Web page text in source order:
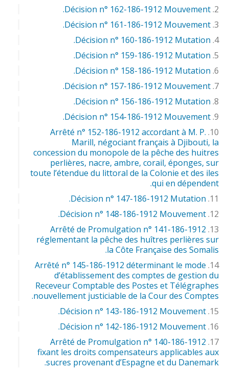
Décision n° 162-186-1912 Mouvement.
Décision n° 161-186-1912 Mouvement.
Décision n° 160-186-1912 Mutation.
Décision n° 159-186-1912 Mutation.
Décision n° 158-186-1912 Mutation.
Décision n° 157-186-1912 Mouvement.
Décision n° 156-186-1912 Mutation.
Décision n° 154-186-1912 Mouvement.
Arrêté n° 152-186-1912 accordant à M. P.
Marill, négociant français à Djibouti, la
concession du monopole de la pêche des huitres
perlières, nacre, ambre, corail, éponges, sur
toute l’étendue du littoral de la Colonie et des iles
qui en dépendent.
Décision n° 147-186-1912 Mutation.
Décision n° 148-186-1912 Mouvement.
Arrêté de Promulgation n° 141-186-1912
réglementant la pêche des huîtres perlières sur
la Côte Française des Somalis.
Arrêté n° 145-186-1912 déterminant le mode
d’établissement des comptes de gestion du
Receveur Comptable des Postes et Télégraphes
nouvellement justiciable de la Cour des Comptes.
Décision n° 143-186-1912 Mouvement.
Décision n° 142-186-1912 Mouvement.
Arrêté de Promulgation n° 140-186-1912
fixant les droits compensateurs applicables aux
sucres provenant d’Espagne et du Danemark.